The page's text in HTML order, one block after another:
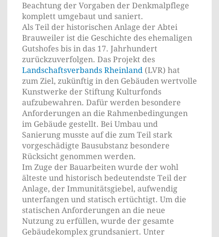
Beachtung der Vorgaben der Denkmalpflege
komplett umgebaut und saniert.
Als Teil der historischen Anlage der Abtei
Brauweiler ist die Geschichte des ehemaligen
Gutshofes bis in das 17. Jahrhundert
zurückzuverfolgen. Das Projekt des
Landschaftsverbands Rheinland (LVR) hat
zum Ziel, zukünftig in den Gebäuden wertvolle
Kunstwerke der Stiftung Kulturfonds
aufzubewahren. Dafür werden besondere
Anforderungen an die Rahmenbedingungen
im Gebäude gestellt. Bei Umbau und
Sanierung musste auf die zum Teil stark
vorgeschädigte Bausubstanz besondere
Rücksicht genommen werden.
Im Zuge der Bauarbeiten wurde der wohl
älteste und historisch bedeutendste Teil der
Anlage, der Immunitätsgiebel, aufwendig
unterfangen und statisch ertüchtigt. Um die
statischen Anforderungen an die neue
Nutzung zu erfüllen, wurde der gesamte
Gebäudekomplex grundsaniert. Unter